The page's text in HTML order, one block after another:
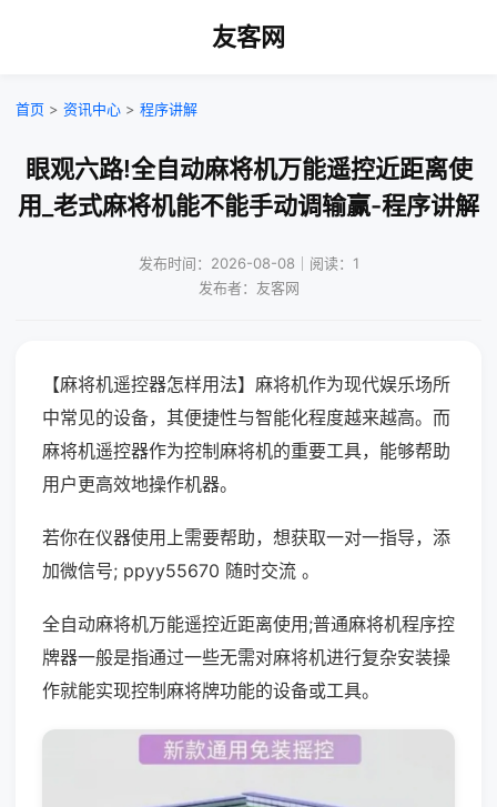
友客网
首页 > 资讯中心 > 程序讲解
眼观六路!全自动麻将机万能遥控近距离使
用_老式麻将机能不能手动调输赢-程序讲解
发布时间：2026-08-08｜阅读：1
发布者：友客网
【麻将机遥控器怎样用法】麻将机作为现代娱乐场所
中常见的设备，其便捷性与智能化程度越来越高。而
麻将机遥控器作为控制麻将机的重要工具，能够帮助
用户更高效地操作机器。
若你在仪器使用上需要帮助，想获取一对一指导，添
加微信号; ppyy55670 随时交流 。
全自动麻将机万能遥控近距离使用;普通麻将机程序控
牌器一般是指通过一些无需对麻将机进行复杂安装操
作就能实现控制麻将牌功能的设备或工具。